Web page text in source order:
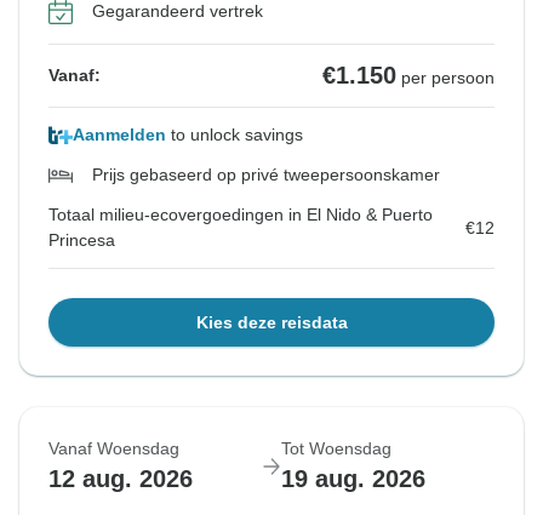
Gegarandeerd vertrek
Vanaf: €1.150 per persoon
Aanmelden to unlock savings
Prijs gebaseerd op privé tweepersoonskamer
Totaal milieu-ecovergoedingen in El Nido & Puerto
Princesa
€12
Kies deze reisdata
Vanaf Woensdag
12 aug. 2026
Tot Woensdag
19 aug. 2026